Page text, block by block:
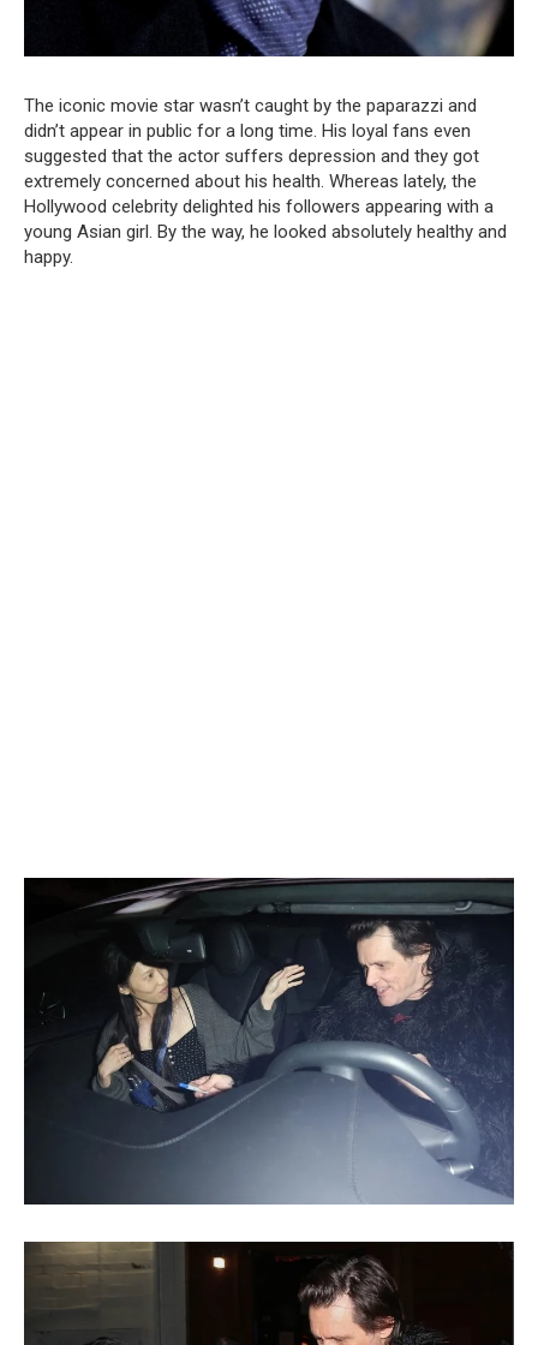
The iconic movie star wasn’t caught by the paparazzi and
didn’t appear in public for a long time. His loyal fans even
suggested that the actor suffers depression and they got
extremely concerned about his health. Whereas lately, the
Hollywood celebrity delighted his followers appearing with a
young Asian girl. By the way, he looked absolutely healthy and
happy.